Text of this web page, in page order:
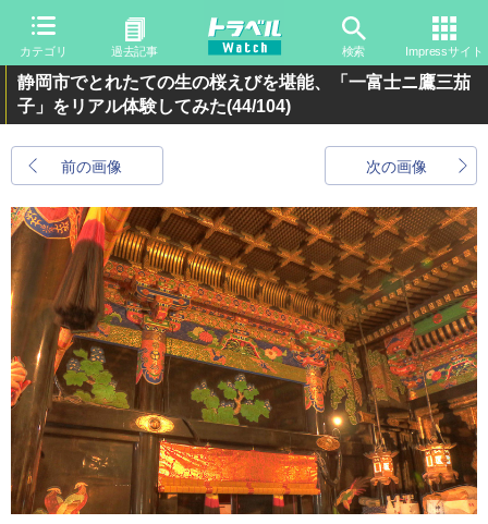
カテゴリ 過去記事 検索 Impressサイト
静岡市でとれたての生の桜えびを堪能、「一富士ニ鷹三茄
子」をリアル体験してみた(44/104)
前の画像 次の画像